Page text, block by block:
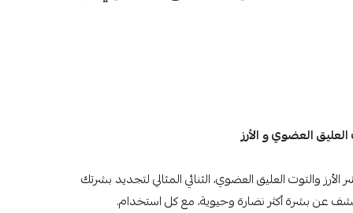
العضوي و الأرز
والتوت العليق العضوي، الثنائي المثالي لتجديد بشرتك
عن بشرة أكثر نضارة وحيوية، مع كل استخدام.